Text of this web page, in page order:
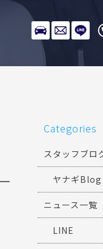
Categories
スタッフブロ
ヤナギBlog
ニュース一覧
LINE